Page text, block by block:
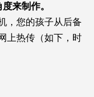
来制作。
，您的孩子从后备
上热传（如下，时